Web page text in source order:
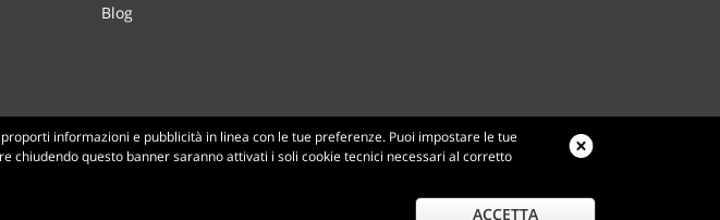
Blog
Tuscany
in 320 ms
informazioni e pubblicità in linea con le tue preferenze. Puoi impostare le tue
chiudendo questo banner saranno attivati i soli cookie tecnici necessari al corretto
ACCETTA